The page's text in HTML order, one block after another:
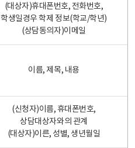
(대상자)휴대폰번호, 전화번호,
학생일경우 학제 정보(학교/학년)
(상담동의자)이메일
이름, 제목, 내용
(신청자)이름, 휴대폰번호,
상담대상자와의 관계
(대상자)이른, 성별, 생년월일